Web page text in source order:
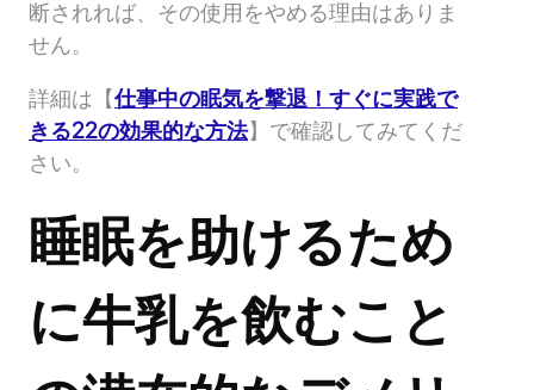
断されれば、その使用をやめる理由はありま
せん。
詳細は【仕事中の眠気を撃退！すぐに実践で
きる22の効果的な方法】で確認してみてくだ
さい。
睡眠を助けるため
に牛乳を飲むこと